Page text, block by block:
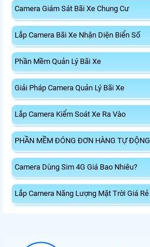
Camera Giám Sát Bãi Xe Chung Cư
Lắp Camera Bãi Xe Nhận Diện Biển Số
Phần Mềm Quản Lý Bãi Xe
Giải Pháp Camera Quản Lý Bãi Xe
Lắp Camera Kiểm Soát Xe Ra Vào
PHẦN MỀM ĐÓNG ĐƠN HÀNG TỰ ĐỘNG
Camera Dùng Sim 4G Giá Bao Nhiêu?
Lắp Camera Năng Lượng Mặt Trời Giá Rẻ